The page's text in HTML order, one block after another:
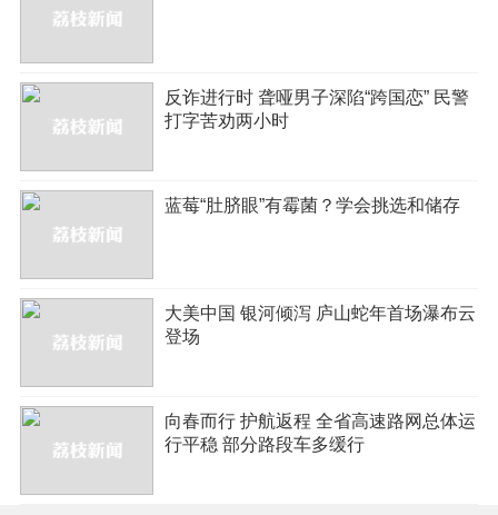
反诈进行时 聋哑男子深陷“跨国恋” 民警
打字苦劝两小时
蓝莓“肚脐眼”有霉菌？学会挑选和储存
大美中国 银河倾泻 庐山蛇年首场瀑布云
登场
向春而行 护航返程 全省高速路网总体运
行平稳 部分路段车多缓行